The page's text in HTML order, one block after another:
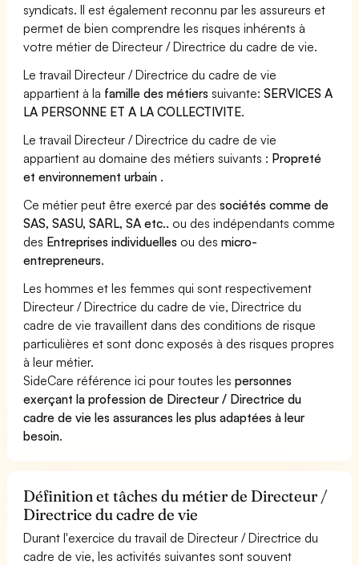
syndicats. Il est également reconnu par les assureurs et
permet de bien comprendre les risques inhérents à
votre métier de Directeur / Directrice du cadre de vie.
Le travail Directeur / Directrice du cadre de vie
appartient à la famille des métiers suivante:SERVICES A
LA PERSONNE ET A LA COLLECTIVITE.
Le travail Directeur / Directrice du cadre de vie
appartient au domaine des métiers suivants : Propreté
et environnement urbain .
Ce métier peut être exercé par dessociétés comme de
SAS, SASU, SARL, SA etc.. ou des indépendants comme
des Entreprises individuelles ou desmicro-
entrepreneurs.
Les hommes et les femmes qui sont respectivement
Directeur / Directrice du cadre de vie, Directrice du
cadre de vie travaillent dans des conditions de risque
particulières et sont donc exposés à des risques propres
à leur métier.
SideCare référence ici pour toutes lespersonnes
exerçant la profession de Directeur / Directrice du
cadre de vie les assurances les plus adaptées à leur
besoin.
Définition et tâches du métier de Directeur /
Directrice du cadre de vie
Durant l'exercice du travail de Directeur / Directrice du
cadre de vie, les activités suivantes sont souvent